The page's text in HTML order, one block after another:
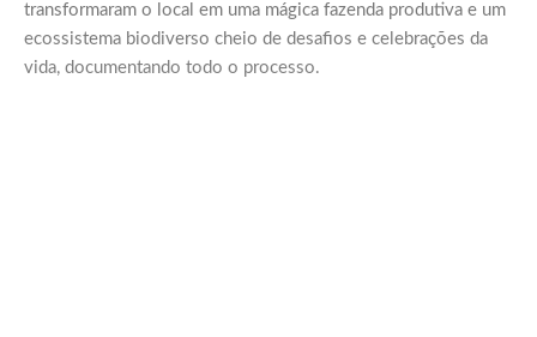
transformaram o local em uma mágica fazenda produtiva e um
ecossistema biodiverso cheio de desafios e celebrações da
vida, documentando todo o processo.